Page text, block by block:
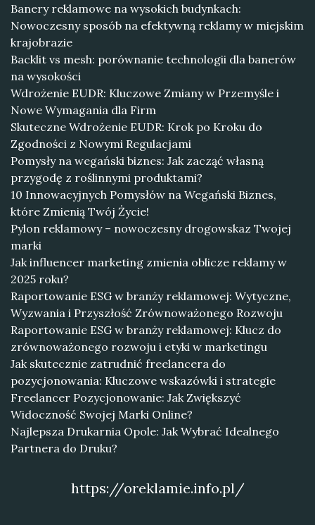
Banery reklamowe na wysokich budynkach:
Nowoczesny sposób na efektywną reklamy w miejskim
krajobrazie
Backlit vs mesh: porównanie technologii dla banerów
na wysokości
Wdrożenie EUDR: Kluczowe Zmiany w Przemyśle i
Nowe Wymagania dla Firm
Skuteczne Wdrożenie EUDR: Krok po Kroku do
Zgodności z Nowymi Regulacjami
Pomysły na wegański biznes: Jak zacząć własną
przygodę z roślinnymi produktami?
10 Innowacyjnych Pomysłów na Wegański Biznes,
które Zmienią Twój Życie!
Pylon reklamowy – nowoczesny drogowskaz Twojej
marki
Jak influencer marketing zmienia oblicze reklamy w
2025 roku?
Raportowanie ESG w branży reklamowej: Wytyczne,
Wyzwania i Przyszłość Zrównoważonego Rozwoju
Raportowanie ESG w branży reklamowej: Klucz do
zrównoważonego rozwoju i etyki w marketingu
Jak skutecznie zatrudnić freelancera do
pozycjonowania: Kluczowe wskazówki i strategie
Freelancer Pozycjonowanie: Jak Zwiększyć
Widoczność Swojej Marki Online?
Najlepsza Drukarnia Opole: Jak Wybrać Idealnego
Partnera do Druku?
https://oreklamie.info.pl/